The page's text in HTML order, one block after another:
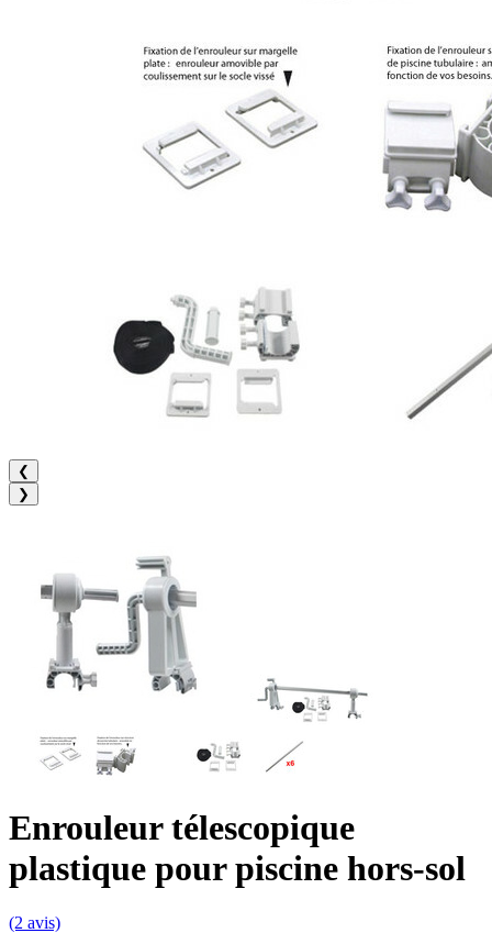
❮
❯
Enrouleur télescopique
plastique pour piscine hors-sol
(2 avis)